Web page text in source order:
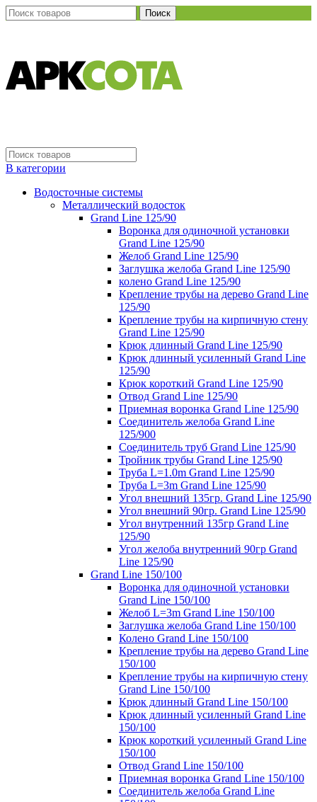
Поиск
В категории
Водосточные системы
Металлический водосток
Grand Line 125/90
Воронка для одиночной установки
Grand Line 125/90
Желоб Grand Line 125/90
Заглушка желоба Grand Line 125/90
колено Grand Line 125/90
Крепление трубы на дерево Grand Line
125/90
Крепление трубы на кирпичную стену
Grand Line 125/90
Крюк длинный Grand Line 125/90
Крюк длинный усиленный Grand Line
125/90
Крюк короткий Grand Line 125/90
Отвод Grand Line 125/90
Приемная воронка Grand Line 125/90
Соединитель желоба Grand Line
125/900
Соединитель труб Grand Line 125/90
Тройник трубы Grand Line 125/90
Труба L=1.0m Grand Line 125/90
Труба L=3m Grand Line 125/90
Угол внешний 135гр. Grand Line 125/90
Угол внешний 90гр. Grand Line 125/90
Угол внутренний 135гр Grand Line
125/90
Угол желоба внутренний 90гр Grand
Line 125/90
Grand Line 150/100
Воронка для одиночной установки
Grand Line 150/100
Желоб L=3m Grand Line 150/100
Заглушка желоба Grand Line 150/100
Колено Grand Line 150/100
Крепление трубы на дерево Grand Line
150/100
Крепление трубы на кирпичную стену
Grand Line 150/100
Крюк длинный Grand Line 150/100
Крюк длинный усиленный Grand Line
150/100
Крюк короткий усиленный Grand Line
150/100
Отвод Grand Line 150/100
Приемная воронка Grand Line 150/100
Соединитель желоба Grand Line